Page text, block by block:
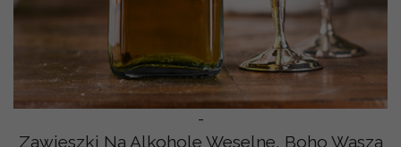
-
Zawieszki Na Alkohole Weselne, Boho Wasza